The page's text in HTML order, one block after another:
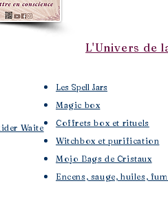
Waite
L'Univers de
Les Spell Jars
Magic box
Coffrets box et rituels
Witchbox et purification
Mojo Bags de Cristaux
Encens, sauge, huiles,